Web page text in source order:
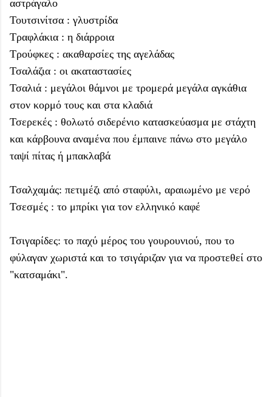
αστράγαλο
Τουτσινίτσα : γλυστρίδα
Τραφλάκια : η διάρροια
Τρούφκες : ακαθαρσίες της αγελάδας
Τσαλάζια : οι ακαταστασίες
Τσαλιά : μεγάλοι θάμνοι με τρομερά μεγάλα αγκάθια
στον κορμό τους και στα κλαδιά
Τσερεκές : θολωτό σιδερένιο κατασκεύασμα με στάχτη
και κάρβουνα αναμένα που έμπαινε πάνω στο μεγάλο
ταψί πίτας ή μπακλαβά
Τσαλχαμάς: πετιμέζι από σταφύλι, αραιωμένο με νερό
Τσεσμές : το μπρίκι για τον ελληνικό καφέ
Τσιγαρίδες: το παχύ μέρος του γουρουνιού, που το
φύλαγαν χωριστά και το τσιγάριζαν για να προστεθεί στο
"κατσαμάκι".